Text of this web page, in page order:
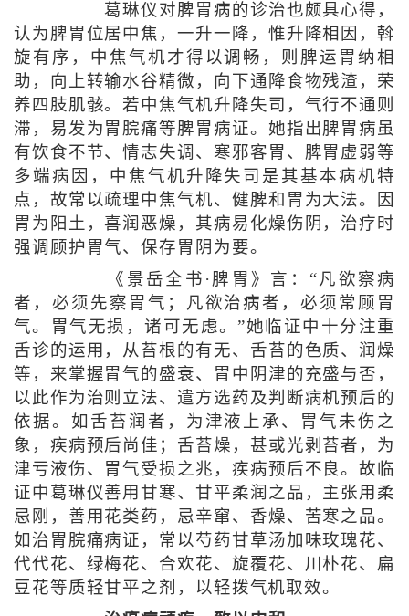
葛琳仪对脾胃病的诊治也颇具心得，
认为脾胃位居中焦，一升一降，惟升降相因，斡
旋有序，中焦气机才得以调畅，则脾运胃纳相
助，向上转输水谷精微，向下通降食物残渣，荣
养四肢肌骸。若中焦气机升降失司，气行不通则
滞，易发为胃脘痛等脾胃病证。她指出脾胃病虽
有饮食不节、情志失调、寒邪客胃、脾胃虚弱等
多端病因，中焦气机升降失司是其基本病机特
点，故常以疏理中焦气机、健脾和胃为大法。因
胃为阳土，喜润恶燥，其病易化燥伤阴，治疗时
强调顾护胃气、保存胃阴为要。
《景岳全书·脾胃》言：“凡欲察病
者，必须先察胃气；凡欲治病者，必须常顾胃
气。胃气无损，诸可无虑。”她临证中十分注重
舌诊的运用，从苔根的有无、舌苔的色质、润燥
等，来掌握胃气的盛衰、胃中阴津的充盛与否，
以此作为治则立法、遣方选药及判断病机预后的
依据。如舌苔润者，为津液上承、胃气未伤之
象，疾病预后尚佳；舌苔燥，甚或光剥苔者，为
津亏液伤、胃气受损之兆，疾病预后不良。故临
证中葛琳仪善用甘寒、甘平柔润之品，主张用柔
忌刚，善用花类药，忌辛窜、香燥、苦寒之品。
如治胃脘痛病证，常以芍药甘草汤加味玫瑰花、
代代花、绿梅花、合欢花、旋覆花、川朴花、扁
豆花等质轻甘平之剂，以轻拨气机取效。